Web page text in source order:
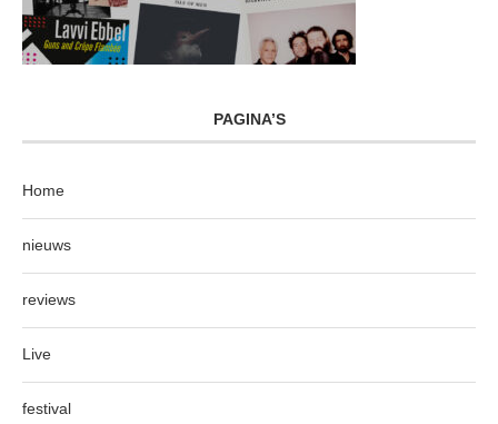
PAGINA’S
Home
nieuws
reviews
Live
festival